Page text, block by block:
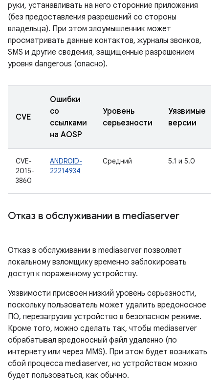
руки, устанавливать на него сторонние приложения
(без предоставления разрешений со стороны
владельца). При этом злоумышленник может
просматривать данные контактов, журналы звонков,
SMS и другие сведения, защищенные разрешением
уровня dangerous (опасно).
CVE
Ошибки
со
ссылками
на AOSP
Уровень
серьезности
Уязвимые
версии
CVE-
2015-
3860
ANDROID-
22214934
Средний 5.1 и 5.0
Отказ в обслуживании в mediaserver
Отказ в обслуживании в mediaserver позволяет
локальному взломщику временно заблокировать
доступ к пораженному устройству.
Уязвимости присвоен низкий уровень серьезности,
поскольку пользователь может удалить вредоносное
ПО, перезагрузив устройство в безопасном режиме.
Кроме того, можно сделать так, чтобы mediaserver
обрабатывал вредоносный файл удаленно (по
интернету или через MMS). При этом будет возникать
сбой процесса mediaserver, но устройством можно
будет пользоваться, как обычно.